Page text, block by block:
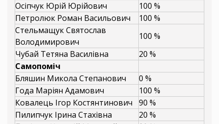
Осіпчук Юрій Юрійович
100 %
Петролюк Роман Васильович
100 %
Стельмащук Святослав
Володимирович
100 %
Чубай Тетяна Василівна
20 %
Самопоміч
Бляшин Микола Степанович
0 %
Года Маріян Адамович
100 %
Ковалець Ігор Костянтинович
90 %
Пилипчук Ірина Стахівна
20 %